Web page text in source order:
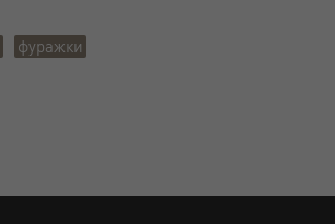
фуражки